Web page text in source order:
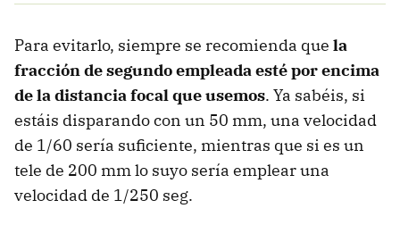
Para evitarlo, siempre se recomienda que la
fracción de segundo empleada esté por encima
de la distancia focal que usemos. Ya sabéis, si
estáis disparando con un 50 mm, una velocidad
de 1/60 sería suficiente, mientras que si es un
tele de 200 mm lo suyo sería emplear una
velocidad de 1/250 seg.